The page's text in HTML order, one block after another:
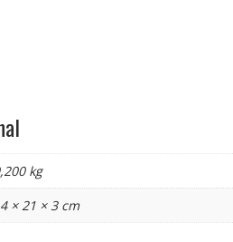
kg
× 21 × 3 cm